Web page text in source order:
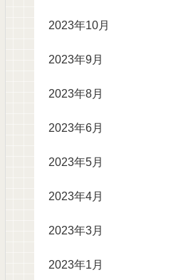
2023年10月
2023年9月
2023年8月
2023年6月
2023年5月
2023年4月
2023年3月
2023年1月